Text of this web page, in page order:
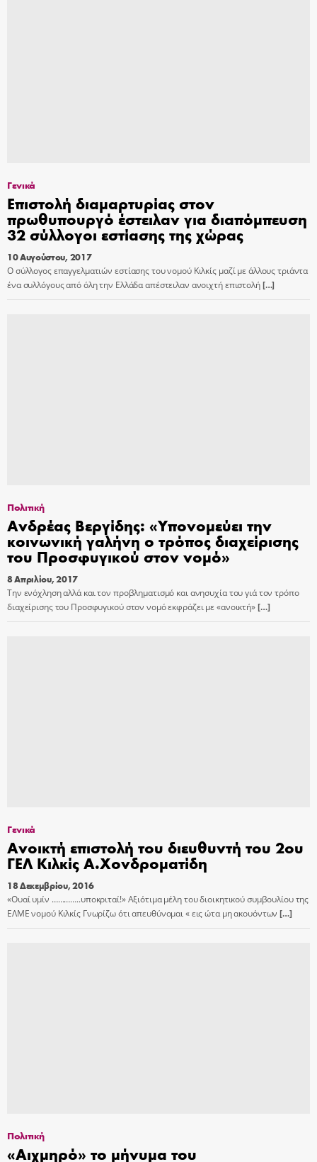
Γενικά
Επιστολή διαμαρτυρίας στον
πρωθυπουργό έστειλαν για διαπόμπευση
32 σύλλογοι εστίασης της χώρας
10 Αυγούστου, 2017
Ο σύλλογος επαγγελματιών εστίασης του νομού Κιλκίς μαζί με άλλους τριάντα
ένα συλλόγους από όλη την Ελλάδα απέστειλαν ανοιχτή επιστολή[…]
Πολιτική
Ανδρέας Βεργίδης: «Υπονομεύει την
κοινωνική γαλήνη ο τρόπος διαχείρισης
του Προσφυγικού στον νομό»
8 Απριλίου, 2017
Την ενόχληση αλλά και τον προβληματισμό και ανησυχία του γιά τον τρόπο
διαχείρισης του Προσφυγικού στον νομό εκφράζει με «ανοικτή»[…]
Γενικά
Ανοικτή επιστολή του διευθυντή του 2ου
ΓΕΛ Κιλκίς Α.Χονδροματίδη
18 Δεκεμβρίου, 2016
«Ουαί υμίν …………..υποκριταί!» Αξιότιμα μέλη του διοικητικού συμβουλίου της
ΕΛΜΕ νομού Κιλκίς Γνωρίζω ότι απευθύνομαι « εις ώτα μη ακουόντων […]
Πολιτική
«Αιχμηρό» το μήνυμα του